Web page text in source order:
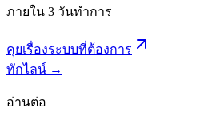
ภายใน 3 วันทำการ
คุยเรื่องระบบที่ต้องการ
ทักไลน์ →
อ่านต่อ